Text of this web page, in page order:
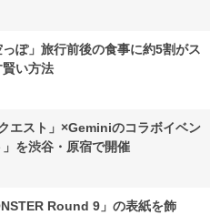
っぽ」旅行前後の食事に約5割がス
い方法
エスト」×Geminiのコラボイベン
を渋谷・原宿で開催
Round 9」の表紙を飾